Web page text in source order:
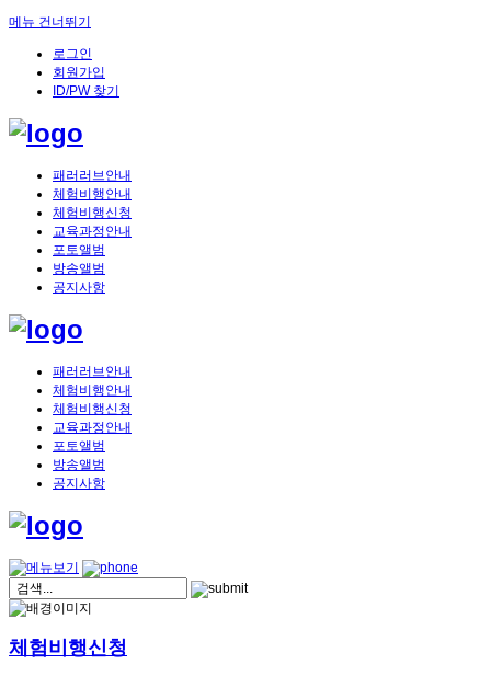
메뉴 건너뛰기
로그인
회원가입
ID/PW 찾기
패러러브안내
체험비행안내
체험비행신청
교육과정안내
포토앨범
방송앨범
공지사항
패러러브안내
체험비행안내
체험비행신청
교육과정안내
포토앨범
방송앨범
공지사항
체험비행신청